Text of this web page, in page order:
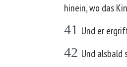
hinein, wo das
41 Und er
42 Und alsbald